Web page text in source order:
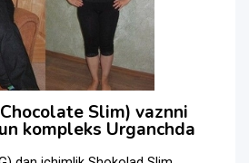
Slim) vaznni
kompleks Urganchda